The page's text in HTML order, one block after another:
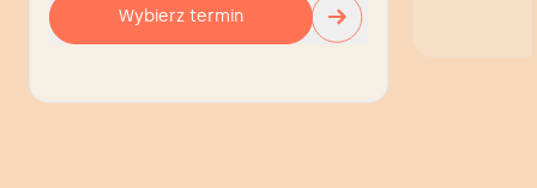
Wybierz termin →